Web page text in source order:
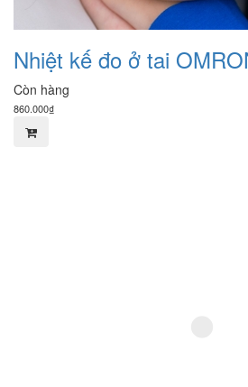
Nhiệt kế đo ở tai
Còn hàng
860.000₫